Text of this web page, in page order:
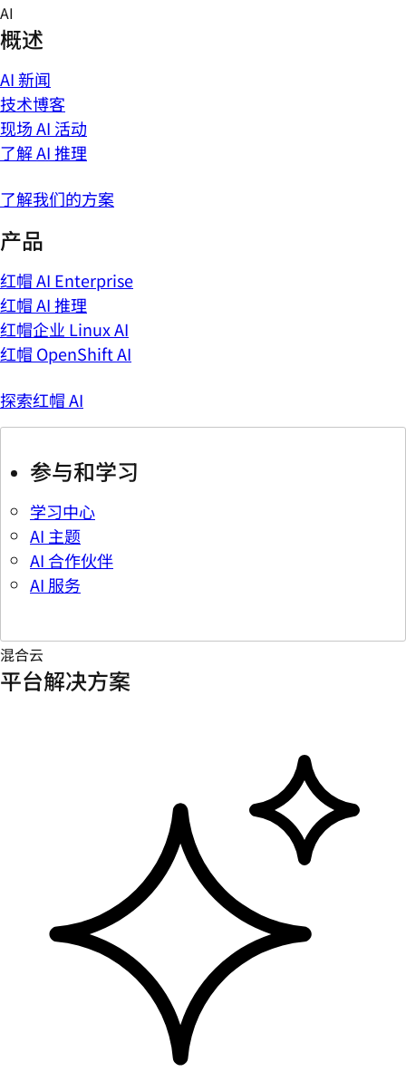
Skip
to
content
AI
概述
AI 新闻
技术博客
现场 AI 活动
了解 AI 推理
了解我们的方案
产品
红帽 AI Enterprise
红帽 AI 推理
红帽企业 Linux AI
红帽 OpenShift AI
探索红帽 AI
参与和学习
学习中心
AI 主题
AI 合作伙伴
AI 服务
混合云
平台解决方案